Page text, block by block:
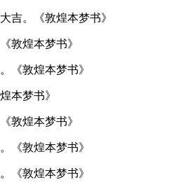
。《敦煌本梦书》
煌本梦书》
敦煌本梦书》
梦书》
煌本梦书》
敦煌本梦书》
敦煌本梦书》